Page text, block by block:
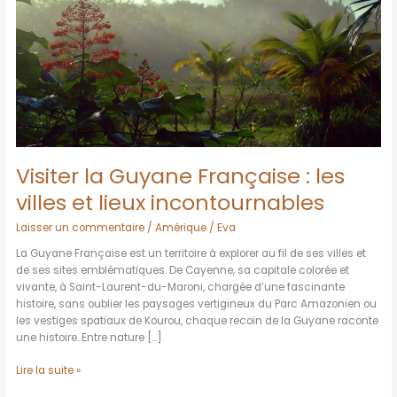
Visiter la Guyane Française : les
villes et lieux incontournables
Laisser un commentaire /Amérique /Eva
La Guyane Française est un territoire à explorer au fil de ses villes et
de ses sites emblématiques. De Cayenne, sa capitale colorée et
vivante, à Saint-Laurent-du-Maroni, chargée d’une fascinante
histoire, sans oublier les paysages vertigineux du Parc Amazonien ou
les vestiges spatiaux de Kourou, chaque recoin de la Guyane raconte
une histoire. Entre nature […]
villes
et
lieux
incontournables
Lire la suite »